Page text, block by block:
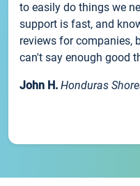
to easily do things we
support is fast, and
reviews for companies,
can't say enough good
John H. Honduras